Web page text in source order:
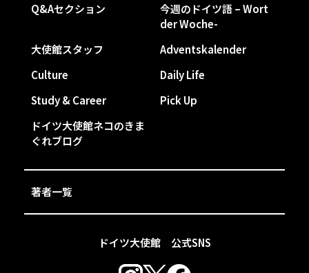
ドイツ大使館 公式SNS
Q&Aセクション
今週のドイツ語 – Wort
der Woche-
大使館スタッフ
Adventskalender
Culture
Daily Life
Study & Career
Pick Up
ドイツ大使館ネコのきま
ぐれブログ
著者一覧